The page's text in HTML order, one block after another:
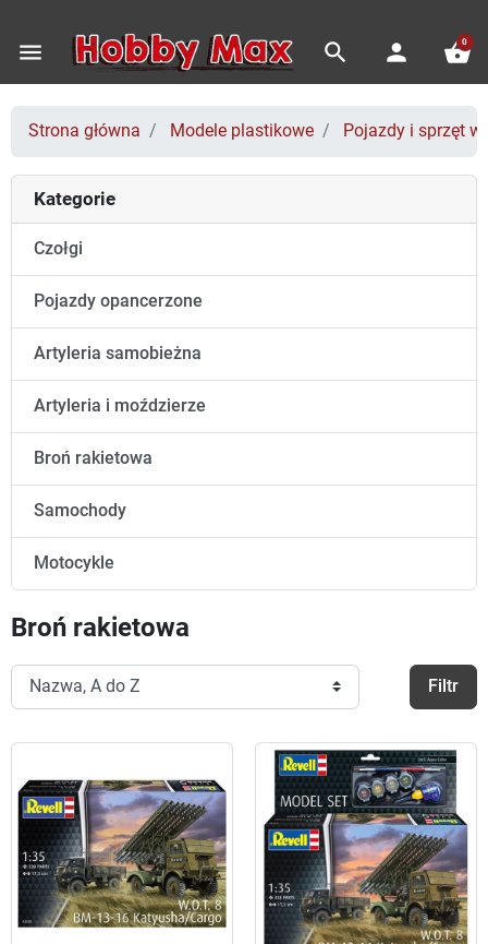
menu search person shopping_basket
0
Strona główna Modele plastikowe Pojazdy i sprzęt
Kategorie
Czołgi
Pojazdy opancerzone
Artyleria samobieżna
Artyleria i moździerze
Broń rakietowa
Samochody
Motocykle
Broń rakietowa
Filtr